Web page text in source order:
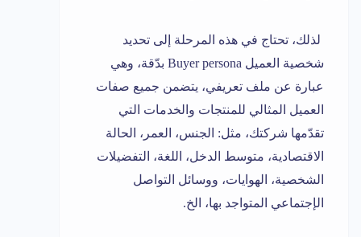
لذلك، تحتاج في هذه المرحلة إلى تحديد
شخصية العميل Buyer persona بدّقة، وهي
عبارة عن ملف تعريفي، يتضمن جميع صفات
العميل المثالي للمنتجات والخدمات التي
تقدّمها شركتك، مثل: الجنس، العمر، الحالة
الاقتصادية، متوسط الدخل، اللغة، التفضيلات
الشخصية، الهوايات، ووسائل التواصل
الإجتماعي المتواجد بها، الخ.